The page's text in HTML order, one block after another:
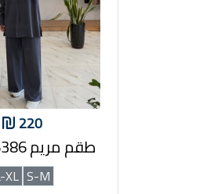
220
طقم مريم 6386 رمادي
S-M
XL